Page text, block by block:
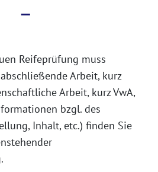
—
Reifeprüfung muss
Arbeit, kurz
Arbeit, kurz VwA,
bzgl. des
Inhalt, etc.) finden Sie